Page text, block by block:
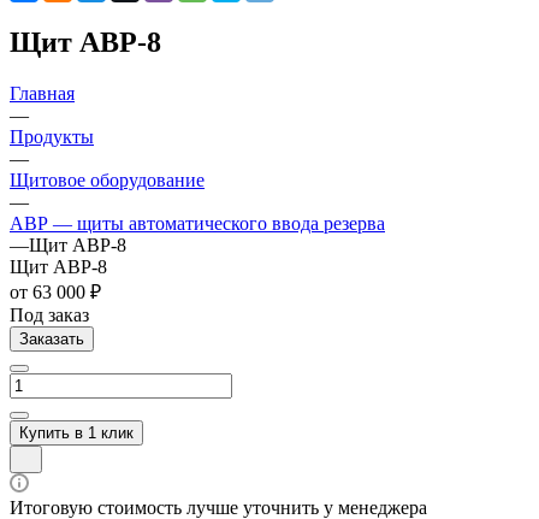
Щит АВР-8
Главная
—
Продукты
—
Щитовое оборудование
—
АВР — щиты автоматического ввода резерва
—Щит АВР-8
Щит АВР-8
от 63 000 ₽
Под заказ
Заказать
Купить в 1 клик
Итоговую стоимость лучше уточнить у менеджера